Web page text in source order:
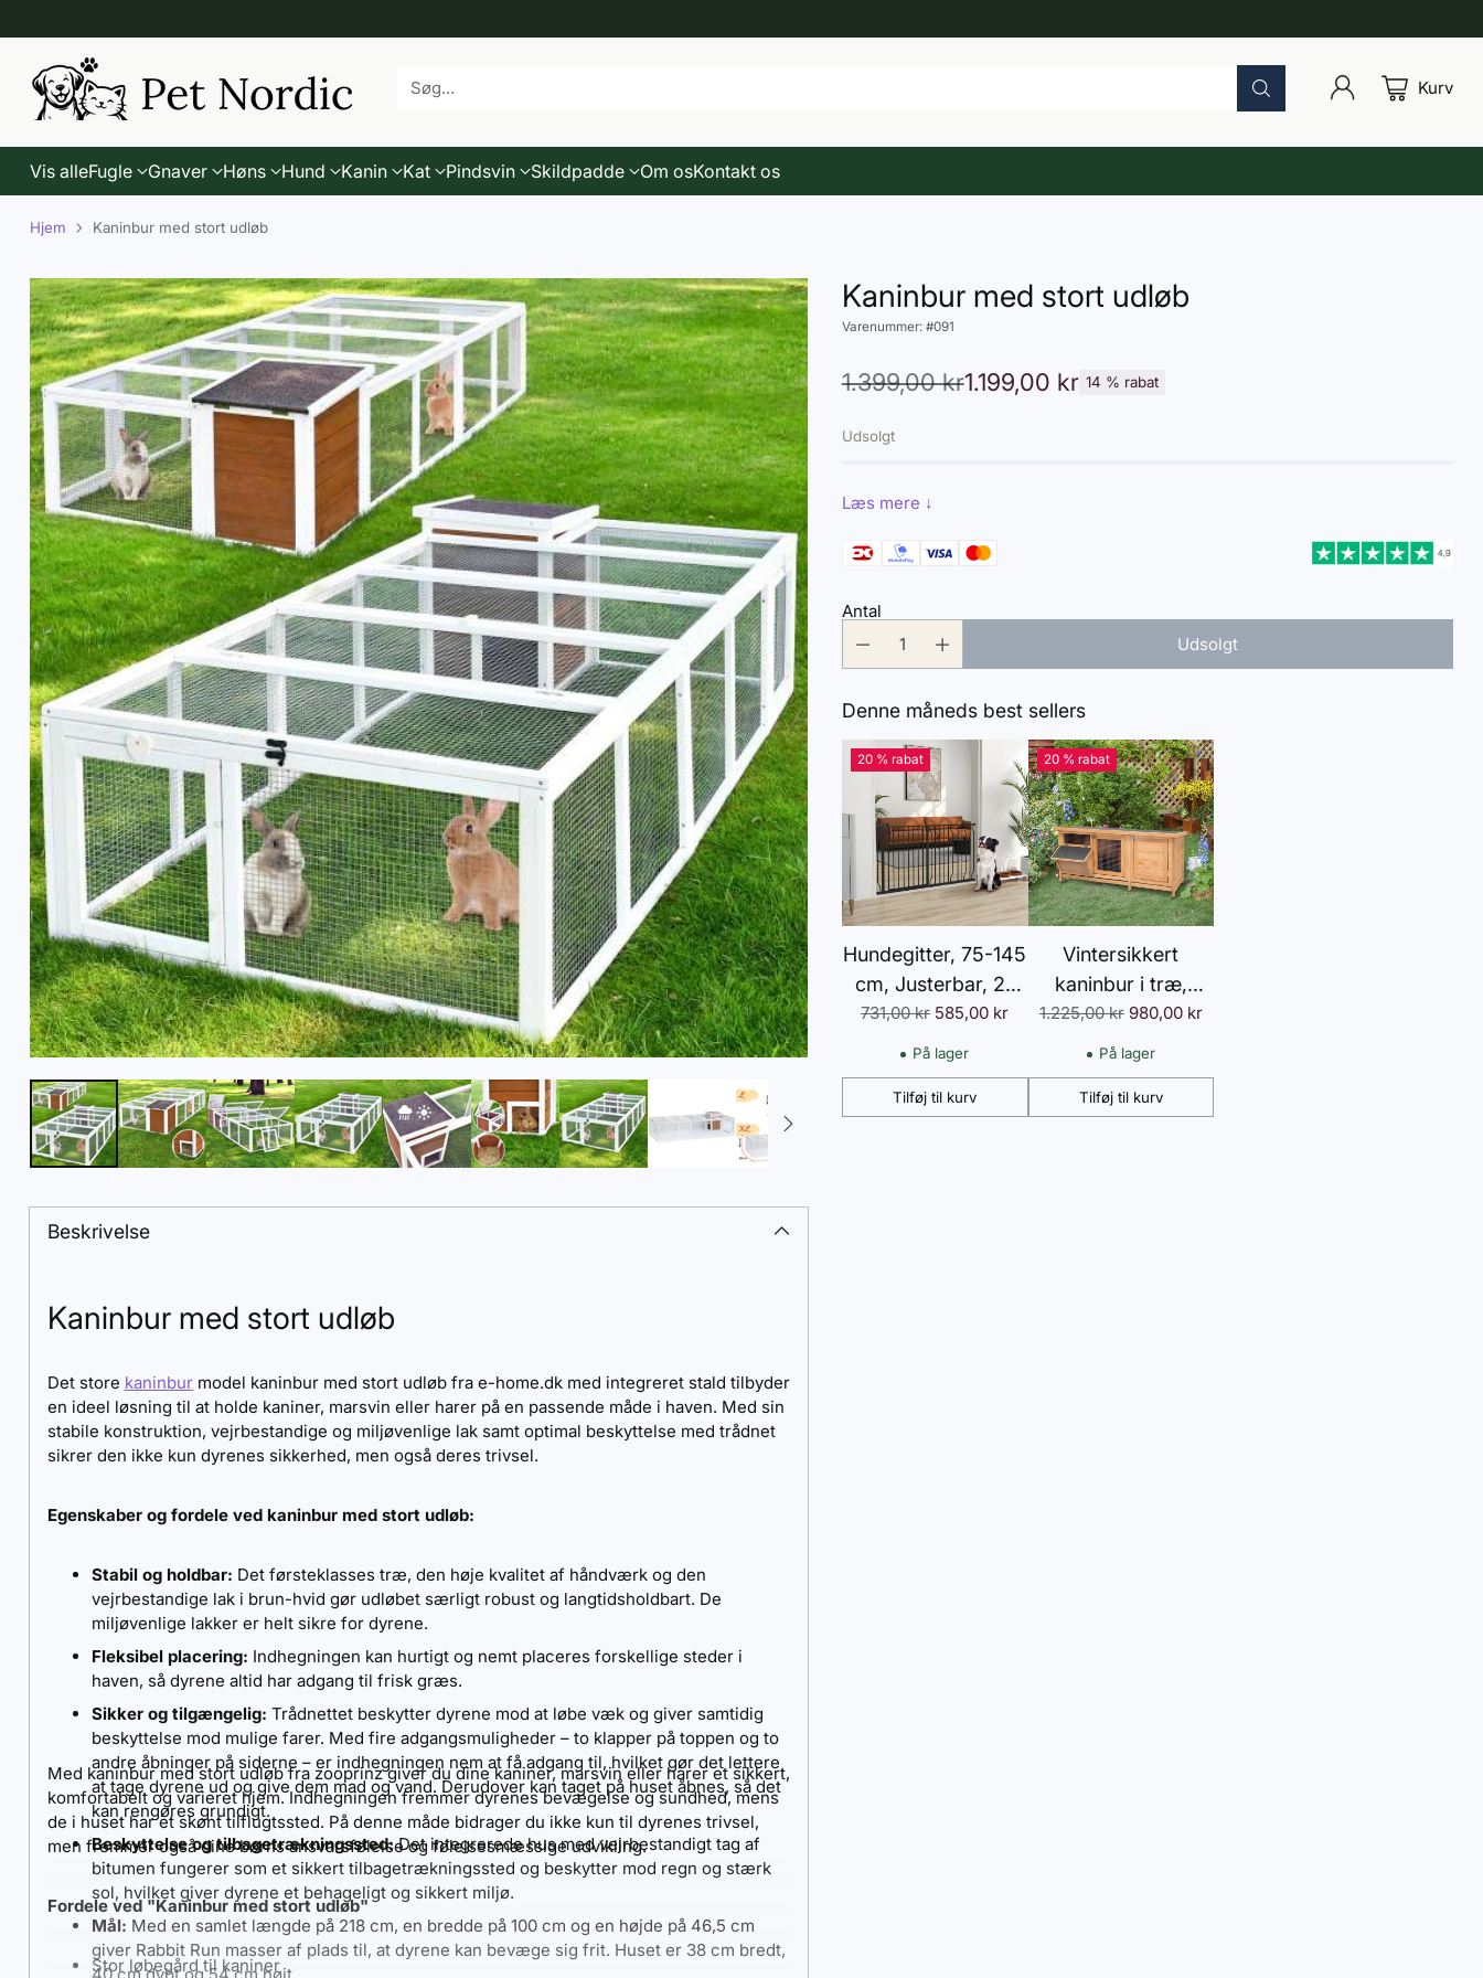
Søg... Kurv
Vis alleFugle Gnaver Høns Hund Kanin Kat Pindsvin Skildpadde Om osKontakt os
Hjem Kaninbur med stort udløb
Beskrivelse
Kaninbur med stort udløb
Det store kaninburmodel kaninbur med stort udløb fra e-home.dk med integreret stald tilbyder
en ideel løsning til at holde kaniner, marsvin eller harer på en passende måde i haven. Med sin
stabile konstruktion, vejrbestandige og miljøvenlige lak samt optimal beskyttelse med trådnet
sikrer den ikke kun dyrenes sikkerhed, men også deres trivsel.
Egenskaber og fordele ved kaninbur med stort udløb:
Stabil og holdbar: Det førsteklasses træ, den høje kvalitet af håndværk og den
vejrbestandige lak i brun-hvid gør udløbet særligt robust og langtidsholdbart. De
miljøvenlige lakker er helt sikre for dyrene.
Fleksibel placering: Indhegningen kan hurtigt og nemt placeres forskellige steder i
haven, så dyrene altid har adgang til frisk græs.
Sikker og tilgængelig: Trådnettet beskytter dyrene mod at løbe væk og giver samtidig
beskyttelse mod mulige farer. Med fire adgangsmuligheder – to klapper på toppen og to
andre åbninger på siderne – er indhegningen nem at få adgang til, hvilket gør det lettere
at tage dyrene ud og give dem mad og vand. Derudover kan taget på huset åbnes, så det
kan rengøres grundigt.
Beskyttelse og tilbagetrækningssted:Det integrerede hus med vejrbestandigt tag af
bitumen fungerer som et sikkert tilbagetrækningssted og beskytter mod regn og stærk
sol, hvilket giver dyrene et behageligt og sikkert miljø.
Mål: Med en samlet længde på 218 cm, en bredde på 100 cm og en højde på 46,5 cm
giver Rabbit Run masser af plads til, at dyrene kan bevæge sig frit. Huset er 38 cm bredt,
40 cm dybt og 54 cm højt.
Med kaninbur med stort udløb fra zooprinz giver du dine kaniner, marsvin eller harer et sikkert,
komfortabelt og varieret hjem. Indhegningen fremmer dyrenes bevægelse og sundhed, mens
de i huset har et skønt tilflugtssted. På denne måde bidrager du ikke kun til dyrenes trivsel,
men fremmer også dine børns ansvarsfølelse og følelsesmæssige udvikling.
Fordele ved "Kaninbur med stort udløb"
Stor løbegård til kaniner
Kaninbur med stort udløb
Varenummer: #091
Normalpris
1.399,00 kr1.199,00 kr 14 % rabat
Udsolgt
Læs mere ↓
Antal
Udsolgt
Denne måneds best sellers
20 % rabat
Hundegitter, 75-145
cm, Justerbar, 2-
vejs åbning,
Dobbelt
låsesystem,
Montering uden
Normalpris
731,00 kr 585,00 kr
På lager
Tilføj til kurv
Antal
20 % rabat
Vintersikkert
kaninbur i træ,
112x50x54 cm,
med bitumentag, 2
døre, metalnet,
egnet til kaniner og
Normalpris
1.225,00 kr 980,00 kr
På lager
Tilføj til kurv
Antal